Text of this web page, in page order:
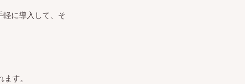
に導入して、そ
す。